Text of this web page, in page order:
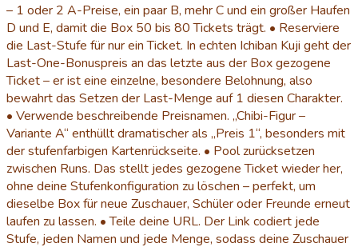
– 1 oder 2 A-Preise, ein paar B, mehr C und ein großer Haufen
D und E, damit die Box 50 bis 80 Tickets trägt. • Reserviere
die Last-Stufe für nur ein Ticket. In echten Ichiban Kuji geht der
Last-One-Bonuspreis an das letzte aus der Box gezogene
Ticket – er ist eine einzelne, besondere Belohnung, also
bewahrt das Setzen der Last-Menge auf 1 diesen Charakter.
• Verwende beschreibende Preisnamen. „Chibi-Figur –
Variante A“ enthüllt dramatischer als „Preis 1“, besonders mit
der stufenfarbigen Kartenrückseite. • Pool zurücksetzen
zwischen Runs. Das stellt jedes gezogene Ticket wieder her,
ohne deine Stufenkonfiguration zu löschen – perfekt, um
dieselbe Box für neue Zuschauer, Schüler oder Freunde erneut
laufen zu lassen. • Teile deine URL. Der Link codiert jede
Stufe, jeden Namen und jede Menge, sodass deine Zuschauer